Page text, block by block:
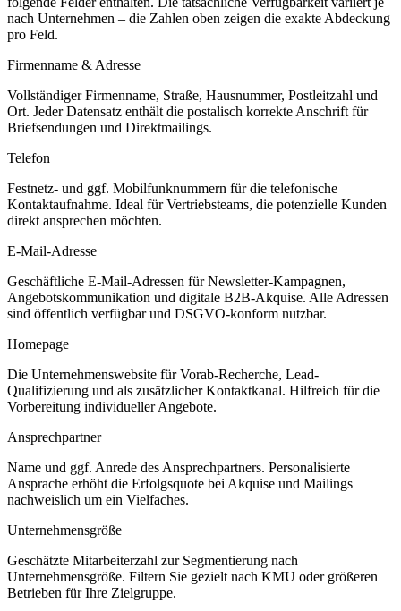
nach Unternehmen – die Zahlen oben zeigen die exakte Abdeckung
pro Feld.
Firmenname & Adresse
Vollständiger Firmenname, Straße, Hausnummer, Postleitzahl und
Ort. Jeder Datensatz enthält die postalisch korrekte Anschrift für
Briefsendungen und Direktmailings.
Telefon
Festnetz- und ggf. Mobilfunknummern für die telefonische
Kontaktaufnahme. Ideal für Vertriebsteams, die potenzielle Kunden
direkt ansprechen möchten.
E-Mail-Adresse
Geschäftliche E-Mail-Adressen für Newsletter-Kampagnen,
Angebotskommunikation und digitale B2B-Akquise. Alle Adressen
sind öffentlich verfügbar und DSGVO-konform nutzbar.
Homepage
Die Unternehmenswebsite für Vorab-Recherche, Lead-
Qualifizierung und als zusätzlicher Kontaktkanal. Hilfreich für die
Vorbereitung individueller Angebote.
Ansprechpartner
Name und ggf. Anrede des Ansprechpartners. Personalisierte
Ansprache erhöht die Erfolgsquote bei Akquise und Mailings
nachweislich um ein Vielfaches.
Unternehmensgröße
Geschätzte Mitarbeiterzahl zur Segmentierung nach
Unternehmensgröße. Filtern Sie gezielt nach KMU oder größeren
Betrieben für Ihre Zielgruppe.